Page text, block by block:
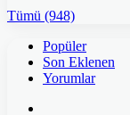
Tümü (948)
Popüler
Son Eklenen
Yorumlar